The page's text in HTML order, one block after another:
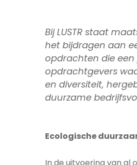
Bij LUSTR staat
het bijdragen aan
opdrachten die
opdrachtgevers
en diversiteit,
duurzame
Ecologische